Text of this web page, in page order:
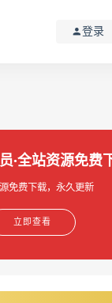
登录
·全站资源免费
免费下载，永久更新
立即查看